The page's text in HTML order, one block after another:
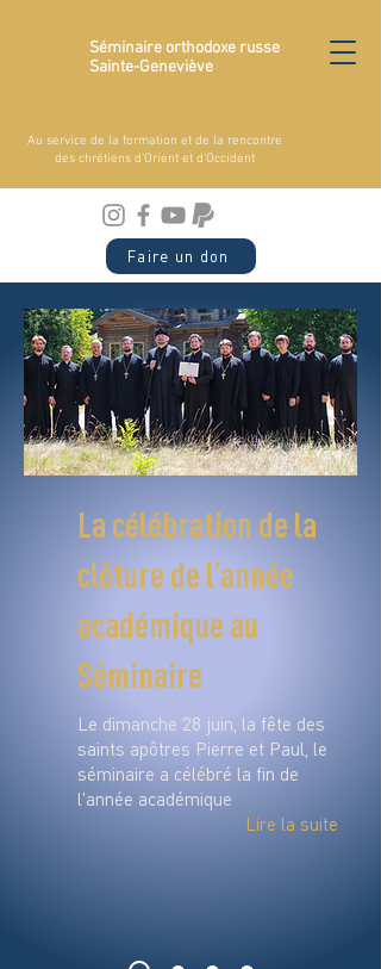
Séminaire orthodoxe russe
Sainte-Geneviève
Au service de la formation et de la rencontre
des chrétiens d'Orient et d'Occident
Faire un don
La célébration de la
clôture de l’année
académique au
Séminaire
Le dimanche 28 juin, la fête des
saints apôtres Pierre et Paul, le
séminaire a célébré la fin de
l'année académique
Lire la suite